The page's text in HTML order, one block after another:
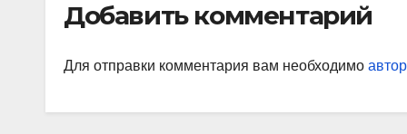
Добавить комментарий
Для отправки комментария вам необходимо